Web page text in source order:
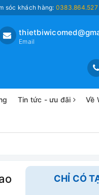
sóc khách hàng: 0383.864.527
Email
Tin tức - ưu đãi Về
CHỈ CÓ